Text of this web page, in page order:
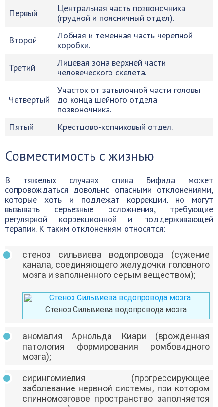
Первый
Центральная часть позвоночника
(грудной и поясничный отдел).
Второй
Лобная и теменная часть черепной
коробки.
Третий
Лицевая зона верхней части
человеческого скелета.
Четвертый
Участок от затылочной части головы
до конца шейного отдела
позвоночника.
Пятый
Крестцово-копчиковый отдел.
Совместимость с жизнью
В тяжелых случаях спина Бифида может
сопровождаться довольно опасными отклонениями,
которые хоть и подлежат коррекции, но могут
вызывать серьезные осложнения, требующие
регулярной коррекционной и поддерживающей
терапии. К таким отклонениям относятся:
стеноз сильвиева водопровода (сужение
канала, соединяющего желудочки головного
мозга и заполненного серым веществом);
Стеноз Сильвиева водопровода мозга
аномалия Арнольда Киари (врожденная
патология формирования ромбовидного
мозга);
сирингомиелия (прогрессирующее
заболевание нервной системы, при котором
спинномозговое пространство заполняется